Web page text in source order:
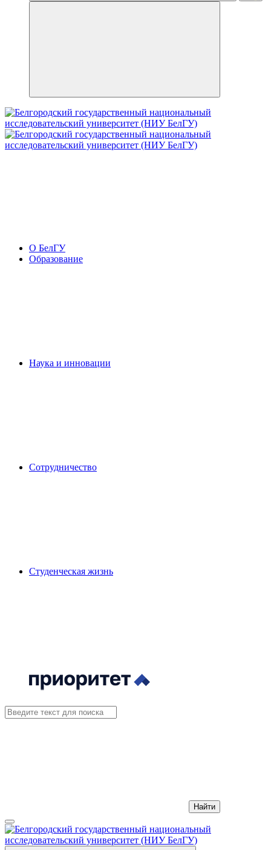
О БелГУ
Образование
Наука и инновации
Сотрудничество
Студенческая жизнь
Найти